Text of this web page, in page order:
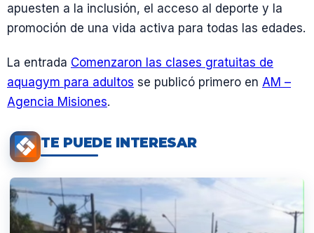
apuesten a la inclusión, el acceso al deporte y la
promoción de una vida activa para todas las edades.
La entrada Comenzaron las clases gratuitas de
aquagym para adultos se publicó primero en AM –
Agencia Misiones.
TE PUEDE INTERESAR